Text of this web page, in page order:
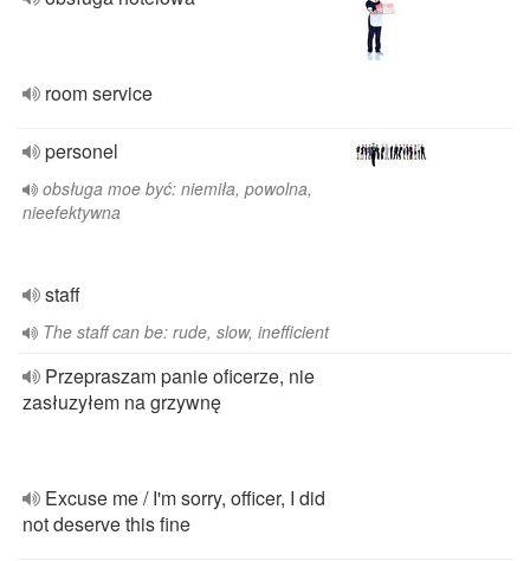
room service
personel
obsługa moe być: niemiła, powolna,
nieefektywna
staff
The staff can be: rude, slow, inefficient
Przepraszam panie oficerze, nie
zasłuzyłem na grzywnę
Excuse me / I'm sorry, officer, I did
not deserve this fine